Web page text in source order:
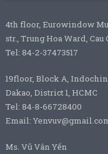
4th floor, Eurowindow
str., Trung Hoa Ward,
Tel: 84-2-37473517
19floor, Block A,
Dakao, District 1, HCMC
Tel: 84-8-66728400
Email:
Ms. Vũ Vân Yến